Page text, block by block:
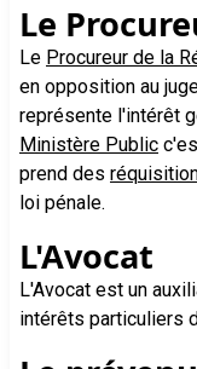
Le
Le Procureur de la
en opposition au
représente l'intérêt
Ministère Public
prend des
loi pénale.
L'Avocat
L'Avocat est un
intérêts particuliers